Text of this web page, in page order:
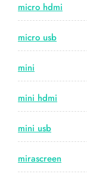
micro hdmi
micro usb
mini
mini hdmi
mini usb
mirascreen